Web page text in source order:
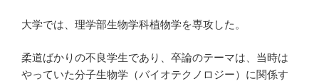
大学では、理学部生物学科植物学を専攻した。
柔道ばかりの不良学生であり、卒論のテーマは、当時は
やっていた分子生物学（バイオテクノロジー）に関係す